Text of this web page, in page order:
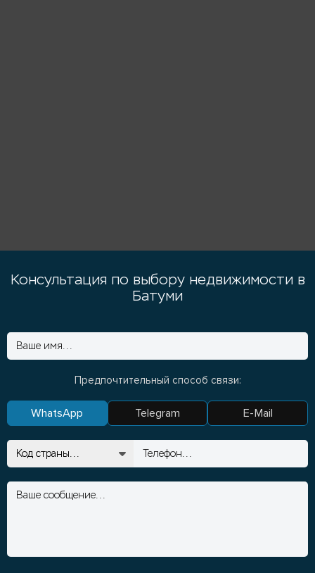
Консультация по выбору недвижимости в
Батуми
Предпочтительный способ связи:
WhatsApp Telegram E-Mail